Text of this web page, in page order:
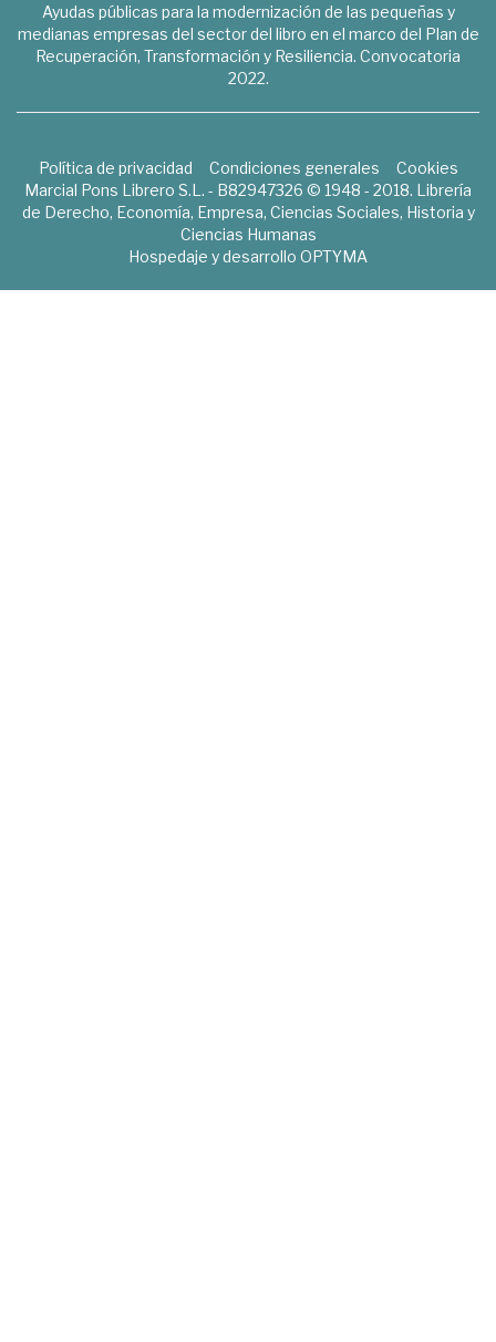
Ayudas públicas para la modernización de las pequeñas y
medianas empresas del sector del libro en el marco del Plan de
Recuperación, Transformación y Resiliencia. Convocatoria
2022.
Política de privacidad Condiciones generales
Cookies
Marcial Pons Librero S.L. - B82947326 © 1948 - 2018. Librería
de Derecho, Economía, Empresa, Ciencias Sociales, Historia y
Ciencias Humanas
Hospedaje y desarrollo OPTYMA